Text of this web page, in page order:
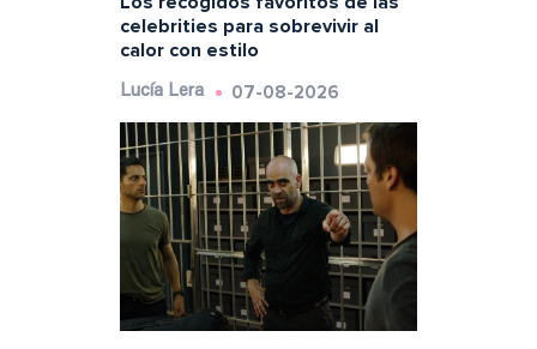
celebrities para sobrevivir al
calor con estilo
Lucía Lera 07-08-2026